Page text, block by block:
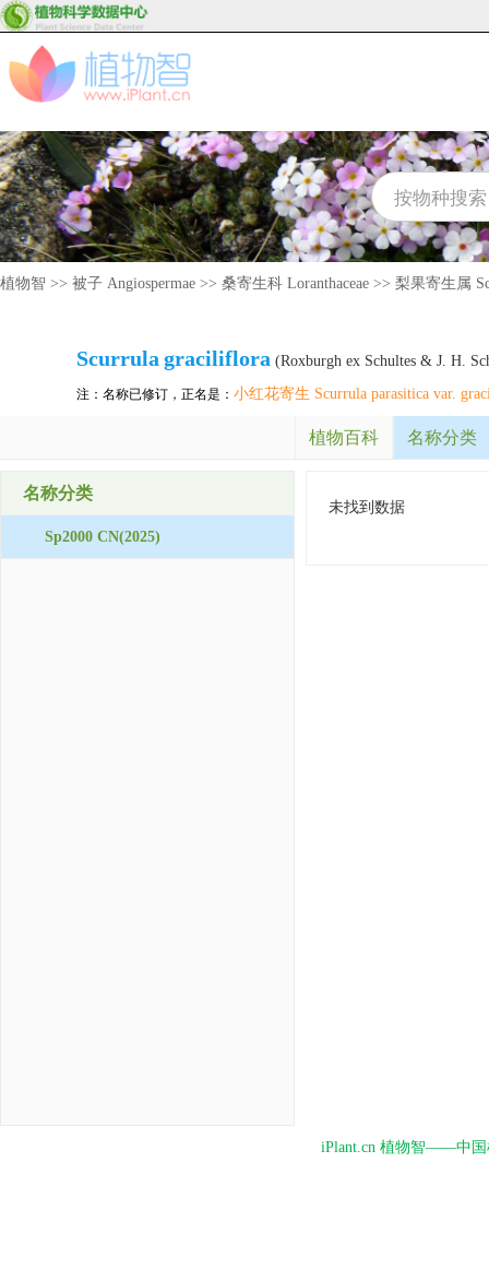
植物智 >> 被子 Angiospermae >> 桑寄生科 Loranthaceae >> 梨果寄生属
Scurrula graciliflora (Roxburgh ex Schultes & J. H.
注：名称已修订，正名是： 小红花寄生 Scurrula parasitica var.
植物百科 名称分类
名称分类
Sp2000 CN(2025)
未找到数据
iPlant.cn 植物智——中国